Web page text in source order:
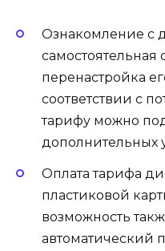
Ознакомление с
самостоятельная
перенастройка
соответствии с
тарифу можно
дополнительных
Оплата тарифа
пластиковой
возможность
автоматический